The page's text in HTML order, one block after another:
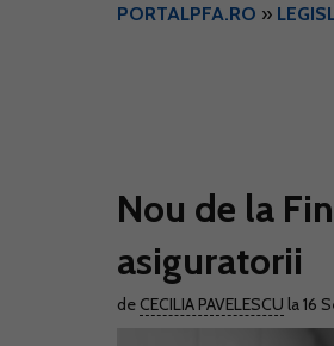
PORTALPFA.RO »
Nou de la
asiguratorii
de CECILIA PAVELESCU la 16